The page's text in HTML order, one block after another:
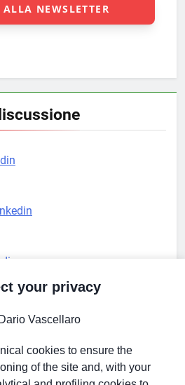
your privacy
Dario Vascellaro
cookies to ensure the
of the site and, with your